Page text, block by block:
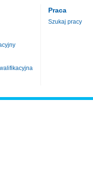
Praca
Szukaj pracy